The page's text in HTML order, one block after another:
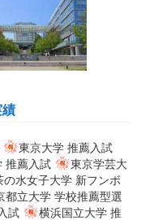
績
東京大学 推薦入試
推薦入試
東京学芸大
の水女子大学 新フンボ
都立大学 学校推薦型選
試
横浜国立大学 推